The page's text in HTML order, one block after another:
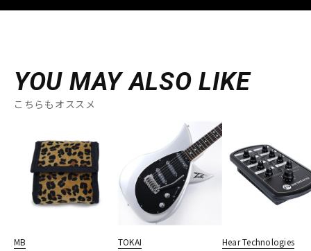
YOU MAY ALSO LIKE
こちらもオススメ
MB TOKAI Hear Technologies